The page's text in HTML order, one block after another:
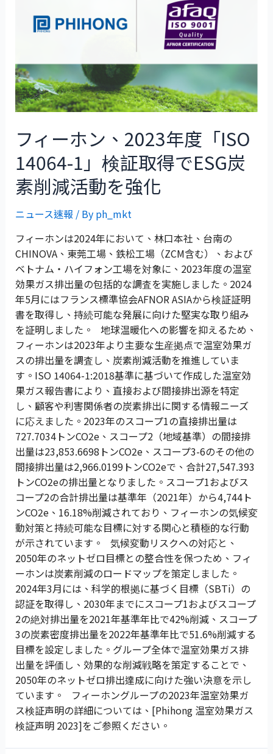
フィーホン、2023年度「ISO
14064-1」検証取得でESG炭
素削減活動を強化
ニュース速報 / By ph_mkt
フィーホンは2024年において、林口本社、台南の
CHINOVA、東莞工場、鉄松工場（ZCM含む）、および
ベトナム・ハイフォン工場を対象に、2023年度の温室
効果ガス排出量の包括的な調査を実施しました。2024
年5月にはフランス標準協会AFNOR ASIAから検証証明
書を取得し、持続可能な発展に向けた堅実な取り組み
を証明しました。 地球温暖化への影響を抑えるため、
フィーホンは2023年より主要な生産拠点で温室効果ガ
スの排出量を調査し、炭素削減活動を推進していま
す。ISO 14064-1:2018基準に基づいて作成した温室効
果ガス報告書により、直接および間接排出源を特定
し、顧客や利害関係者の炭素排出に関する情報ニーズ
に応えました。2023年のスコープ1の直接排出量は
727.7034トンCO2e、スコープ2（地域基準）の間接排
出量は23,853.6698トンCO2e、スコープ3-6のその他の
間接排出量は2,966.0199トンCO2eで、合計27,547.393
トンCO2eの排出量となりました。スコープ1およびス
コープ2の合計排出量は基準年（2021年）から4,744ト
ンCO2e、16.18%削減されており、フィーホンの気候変
動対策と持続可能な目標に対する関心と積極的な行動
が示されています。 気候変動リスクへの対応と、
2050年のネットゼロ目標との整合性を保つため、フィ
ーホンは炭素削減のロードマップを策定しました。
2024年3月には、科学的根拠に基づく目標（SBTi）の
認証を取得し、2030年までにスコープ1およびスコープ
2の絶対排出量を2021年基準年比で42%削減、スコープ
3の炭素密度排出量を2022年基準年比で51.6%削減する
目標を設定しました。グループ全体で温室効果ガス排
出量を評価し、効果的な削減戦略を策定することで、
2050年のネットゼロ排出達成に向けた強い決意を示し
ています。 フィーホングループの2023年温室効果ガ
ス検証声明の詳細については、[Phihong 温室効果ガス
検証声明 2023]をご参照ください。